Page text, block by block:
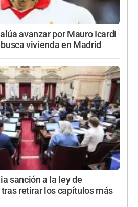
avanzar por Mauro Icardi
vivienda en Madrid
sanción a la ley de
retirar los capítulos más